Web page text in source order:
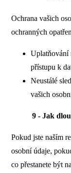
Ochrana vašich
ochranných
Uplatňování
přístupu k
Neustálé
vašich
9 - Jak
Pokud jste naším
osobní údaje,
co přestanete být